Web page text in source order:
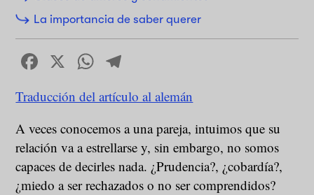
La importancia de saber querer
Facebook
X WhatsApp
Traducción del artículo al alemán
A veces conocemos a una pareja, intuimos que su
relación va a estrellarse y, sin embargo, no somos
capaces de decirles nada. ¿Prudencia?, ¿cobardía?,
¿miedo a ser rechazados o no ser comprendidos?